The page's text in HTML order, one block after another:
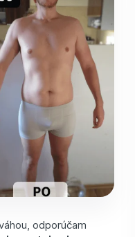
odporúčam